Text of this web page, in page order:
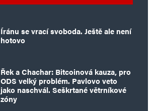
Íránu se vrací svoboda. Ještě ale není
hotovo
Řek a Chachar: Bitcoinová kauza, pro
ODS velký problém. Pavlovo veto
jako naschvál. Seškrtané větrníkové
zóny